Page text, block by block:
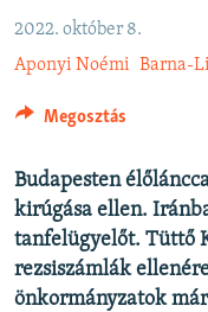
EURÓPAI UNIÓ
VILÁG
KLÍMAVÁLTOZÁS
KÖVESSEN MINKET!
2022. október 8.
Aponyi Noémi Barna-
Megosztás
Budapesten
kirúgása ellen.
tanfelügyelőt. Tüttő
rezsiszámlák
önkormányzatok